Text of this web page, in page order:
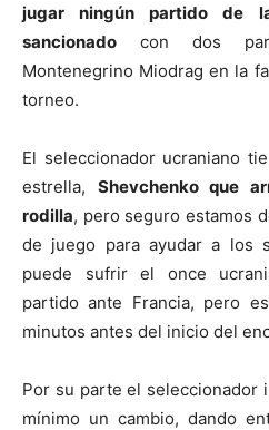
jugar ningún partido de
sancionado con dos
Montenegrino Miodrag en la
torneo.
El seleccionador ucraniano
estrella, Shevchenko que
rodilla, pero seguro estamos
de juego para ayudar a los
puede sufrir el once
partido ante Francia, pero
minutos antes del inicio del
Por su parte el seleccionador
mínimo un cambio, dando